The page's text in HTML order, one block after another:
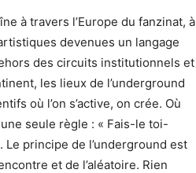
à travers l’Europe du fanzinat, à
devenues un langage
des circuits institutionnels et
les lieux de l’underground
où l’on s’active, on crée. Où
une seule règle : « Fais-le toi-
Le principe de l’underground est
et de l’aléatoire. Rien